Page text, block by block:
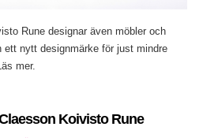
Rune designar även möbler och
ett nytt designmärke för just mindre
mer.
Koivisto Rune